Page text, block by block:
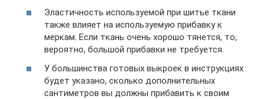
Эластичность используемой при шитье ткани
также влияет на используемую прибавку к
меркам. Если ткань очень хорошо тянется, то,
вероятно, большой прибавки не требуется.
У большинства готовых выкроек в инструкциях
будет указано, сколько дополнительных
сантиметров вы должны прибавить к своим